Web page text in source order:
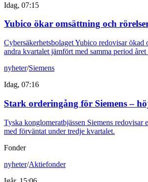
Idag, 07:15
Yubico ökar omsättning och
Cybersäkerhetsbolaget Yubico redovisar ökad
andra kvartalet jämfört med samma period året
nyheter/Siemens
Idag, 07:16
Stark orderingång för Siemens –
Tyska konglomeratbjässen Siemens redovisar
med förväntat under tredje kvartalet.
Fonder
nyheter/Aktiefonder